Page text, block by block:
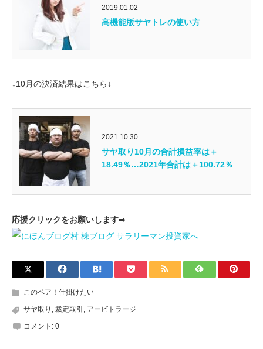
2019.01.02
高機能版サヤトレの使い方
↓10月の決済結果はこちら↓
2021.10.30
サヤ取り10月の合計損益率は＋
18.49％…2021年合計は＋100.72％
応援クリックをお願いします➡
このペア！仕掛けたい
サヤ取り 裁定取引 アービトラージ
コメント: 0